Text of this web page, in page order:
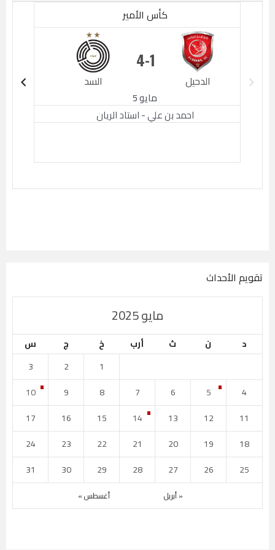
كأس الأمير
الدحيل
1
السد
4
مايو 5
احمد بن علي - استاد الريان
تقويم الأحداث
مايو 2025
د ن ث أرب خ ج س
« أبريل أغسطس »
1
2
3
4
5
6
7
8
9
10
11
12
13
14
15
16
17
18
19
20
21
22
23
24
25
26
27
28
29
30
31